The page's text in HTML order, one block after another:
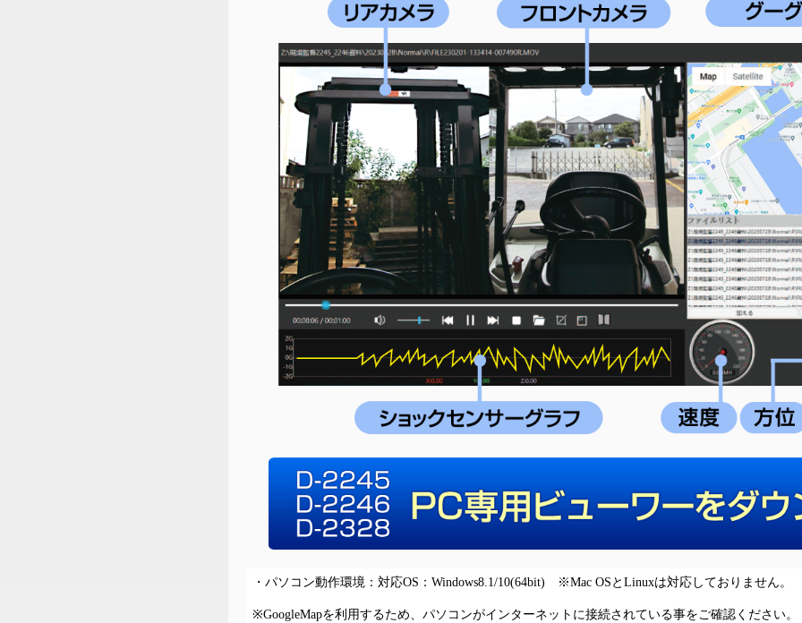
・パソコン動作環境：対応OS：Windows8.1/10(64bit) ※Mac OSとLinuxは対応しておりません。
※GoogleMapを利用するため、パソコンがインターネットに接続されている事をご確認ください。